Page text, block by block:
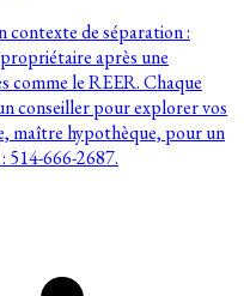
contexte de séparation :
après une
comme le REER. Chaque
conseiller pour explorer vos
maître hypothèque, pour un
514-666-2687.